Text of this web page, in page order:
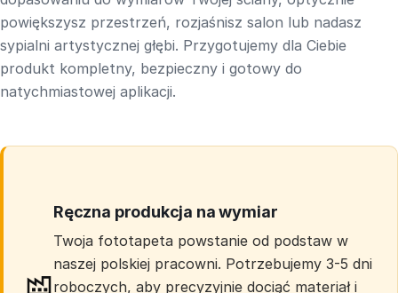
powiększysz przestrzeń, rozjaśnisz salon lub nadasz
sypialni artystycznej głębi. Przygotujemy dla Ciebie
produkt kompletny, bezpieczny i gotowy do
natychmiastowej aplikacji.
Ręczna produkcja na wymiar
Twoja fototapeta powstanie od podstaw w
naszej polskiej pracowni. Potrzebujemy 3-5 dni
roboczych, aby precyzyjnie dociąć materiał i